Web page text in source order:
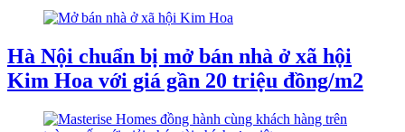
Hà Nội chuẩn bị mở bán nhà ở xã hội
Kim Hoa với giá gần 20 triệu đồng/m2